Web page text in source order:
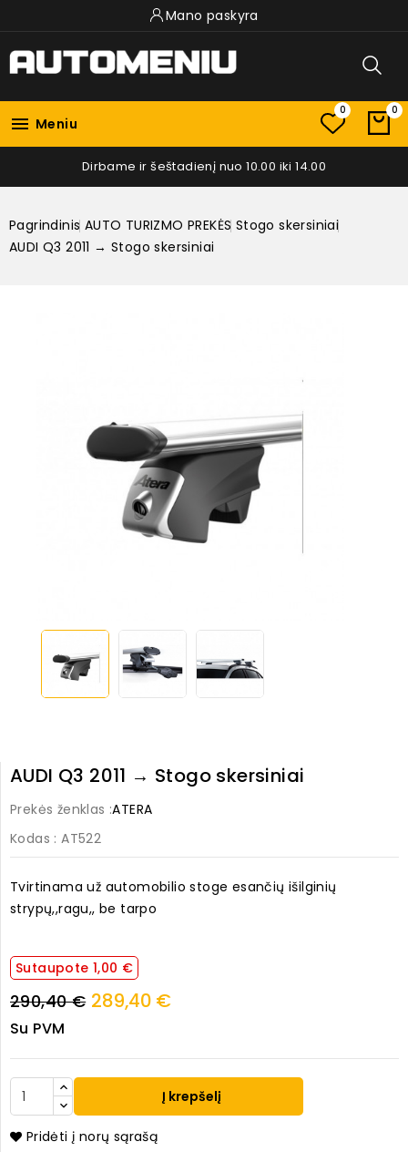
Mano paskyra
 Meniu
0 0
Dirbame ir šeštadienį nuo 10.00 iki 14.00
Pagrindinis AUTO TURIZMO PREKĖS Stogo skersiniai
AUDI Q3 2011 → Stogo skersiniai
AUDI Q3 2011 → Stogo skersiniai
Prekės ženklas :ATERA
Kodas : AT522
Tvirtinama už automobilio stoge esančių išilginių
strypų,,ragu,, be tarpo
Sutaupote 1,00 €
290,40 € 289,40 €
Su PVM
Į krepšelį
Pridėti į norų sąrašą